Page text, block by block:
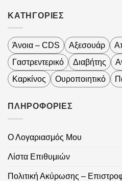
ΚΑΤΗΓΟΡΙΕΣ
Άνοια – CDS Αξεσουάρ
Γαστρεντερικό
Διαβήτης
Καρκίνος
Ουροποιητικό
ΠΛΗΡΟΦΟΡΙΕΣ
Ο Λογαριασμός Μου
Λίστα Επιθυμιών
Πολιτική Ακύρωσης –